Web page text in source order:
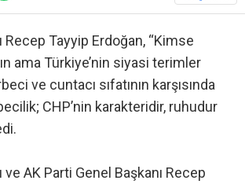
Recep Tayyip Erdoğan, “Kimse
ama Türkiye’nin siyasi terimler
ve cuntacı sıfatının karşısında
CHP’nin karakteridir, ruhudur
ve AK Parti Genel Başkanı Recep